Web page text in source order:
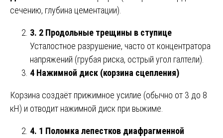
сечению, глубина цементации).
3. 2 Продольные трещины в ступице
Усталостное разрушение, часто от концентратора
напряжений (грубая риска, острый угол галтели).
4 Нажимной диск (корзина сцепления)
Корзина создаёт прижимное усилие (обычно от 3 до 8
кН) и отводит нажимной диск при выжиме.
4. 1 Поломка лепестков диафрагменной